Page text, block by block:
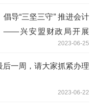
倡导“三坚三守” 推进会计
——兴安盟财政局开展
道德规范》宣传活动2023-06-25
后一周，请大家抓紧办理
2023-06-22